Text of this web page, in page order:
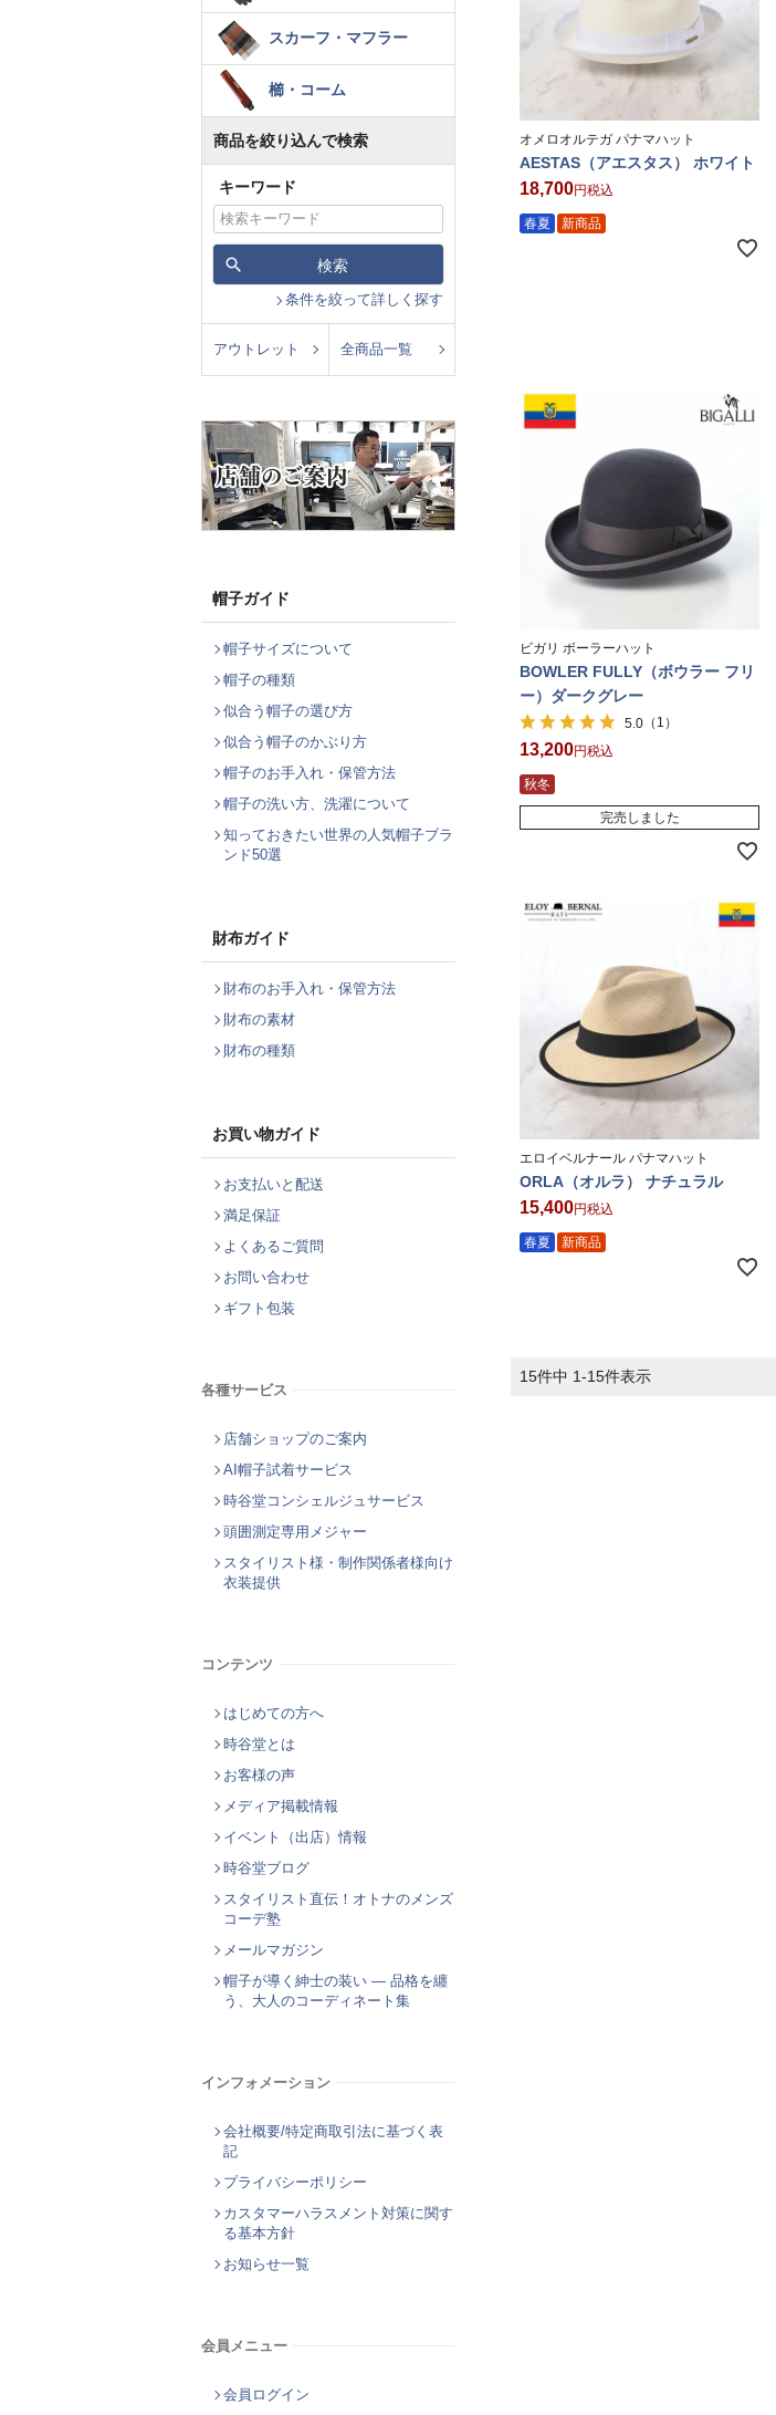
オメロオルテガ パナマハット
AESTAS（アエスタス） ホワイト
18,700 税込
春夏 新商品
ビガリ ボーラーハット
BOWLER FULLY（ボウラー フリ
ー）ダークグレー
5.0 （1）
13,200 税込
秋冬
完売しました
エロイベルナール パナマハット
ORLA（オルラ） ナチュラル
15,400 税込
春夏 新商品
15件中 1-15件表示
スカーフ・マフラー
櫛・コーム
商品を絞り込んで検索
キーワード
検索
条件を絞って詳しく探す
アウトレット 全商品一覧
帽子ガイド
帽子サイズについて
帽子の種類
似合う帽子の選び方
似合う帽子のかぶり方
帽子のお手入れ・保管方法
帽子の洗い方、洗濯について
知っておきたい世界の人気帽子ブラ
ンド50選
財布ガイド
財布のお手入れ・保管方法
財布の素材
財布の種類
お買い物ガイド
お支払いと配送
満足保証
よくあるご質問
お問い合わせ
ギフト包装
各種サービス
店舗ショップのご案内
AI帽子試着サービス
時谷堂コンシェルジュサービス
頭囲測定専用メジャー
スタイリスト様・制作関係者様向け
衣装提供
コンテンツ
はじめての方へ
時谷堂とは
お客様の声
メディア掲載情報
イベント（出店）情報
時谷堂ブログ
スタイリスト直伝！オトナのメンズ
コーデ塾
メールマガジン
帽子が導く紳士の装い ― 品格を纏
う、大人のコーディネート集
インフォメーション
会社概要/特定商取引法に基づく表
記
プライバシーポリシー
カスタマーハラスメント対策に関す
る基本方針
お知らせ一覧
会員メニュー
会員ログイン